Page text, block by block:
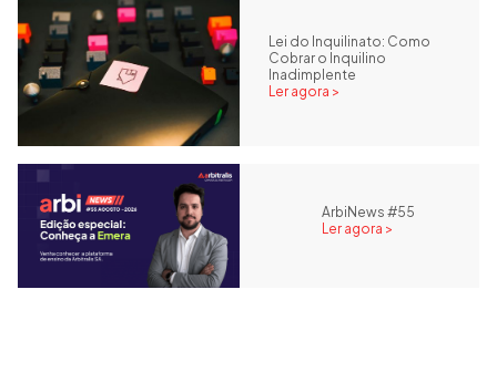
Lei do Inquilinato: Como
Cobrar o Inquilino
Inadimplente
Ler agora >
ArbiNews #55
Ler agora >